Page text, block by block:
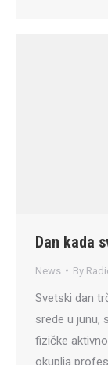
Dan kada
News By
Svetski dan
srede u junu,
fizičke
okuplja